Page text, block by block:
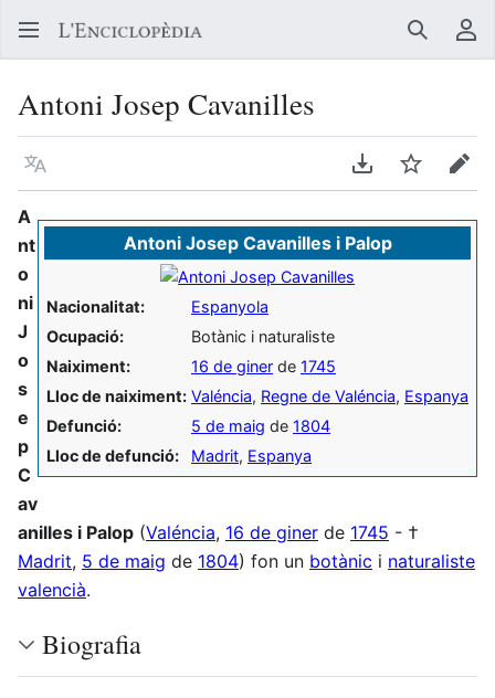
Buscar
Antoni Josep Cavanilles
Llegir en un atre idioma Descarregar en
Vigilar
Antoni Josep Cavanilles i Palop
Nacionalitat:
Espanyola
Ocupació:
Botànic i naturaliste
Naiximent:
16 de giner de 1745
Lloc de naiximent: Valéncia, Regne de Valéncia, Espanya
Defunció:
5 de maig de 1804
Lloc de defunció:
Madrit, Espanya
A
nt
o
ni
J
o
s
e
p
C
av
anilles i Palop (Valéncia, 16 de giner de 1745 - †
Madrit, 5 de maig de 1804) fon un botànic i naturaliste
valencià.
Biografia